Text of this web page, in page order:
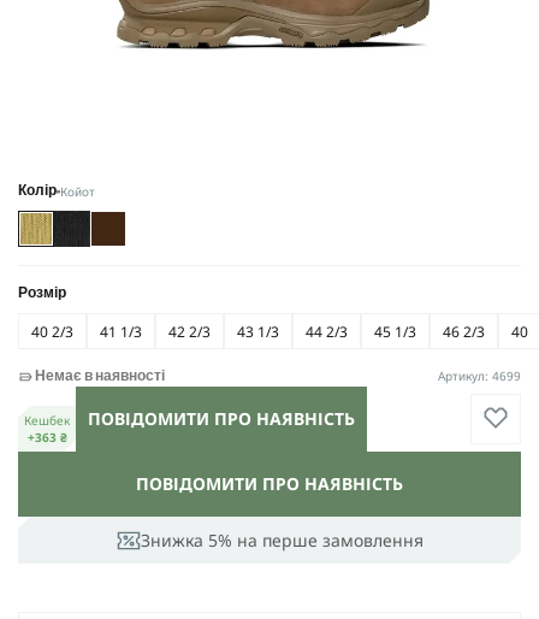
Колір Койот
Розмір
40 2/3 41 1/3 42 2/3 43 1/3 44 2/3 45 1/3 46 2/3 40
Знижка 5% на перше замовлення
ПОВІДОМИТИ ПРО НАЯВНІСТЬ
Немає в наявності Артикул: 4699
Кешбек
+363 ₴
ПОВІДОМИТИ ПРО НАЯВНІСТЬ